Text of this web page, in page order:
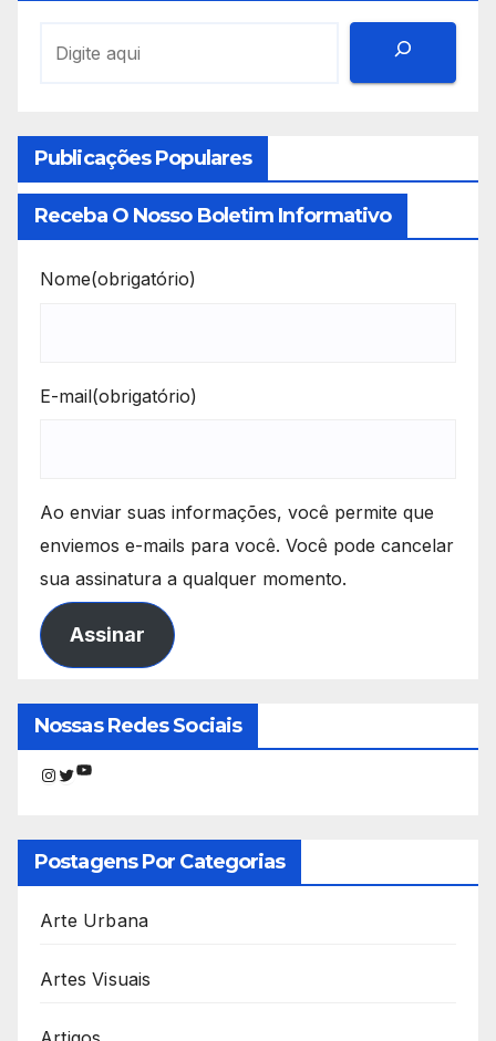
Publicações Populares
Receba O Nosso Boletim Informativo
Nome(obrigatório)
E-mail(obrigatório)
Ao enviar suas informações, você permite que
enviemos e-mails para você. Você pode cancelar
sua assinatura a qualquer momento.
Assinar
Nossas Redes Sociais
Instagram
Twitter
Youtube
Postagens Por Categorias
Arte Urbana
Artes Visuais